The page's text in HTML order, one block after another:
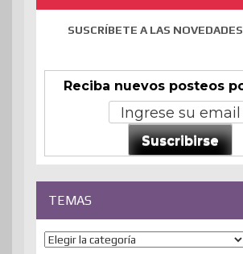
SUSCRÍBETE A LAS
Reciba nuevos posteos
Suscribirse
TEMAS
Temas